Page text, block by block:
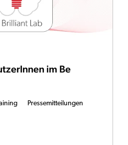
im Be
Pressemitteilungen